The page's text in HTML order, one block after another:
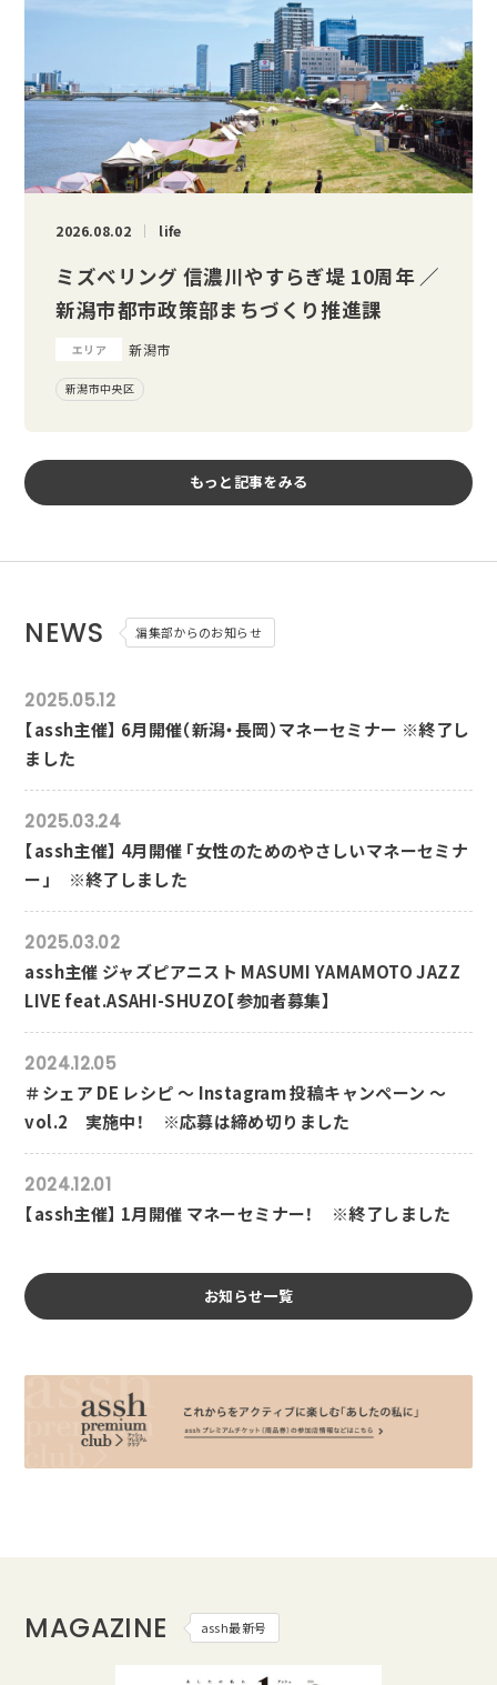
2026.08.02 life
ミズベリング 信濃川やすらぎ堤 10周年 ／
新潟市都市政策部まちづくり推進課
エリア 新潟市
新潟市中央区
もっと記事をみる
NEWS 編集部からのお知らせ
2025.05.12
【assh主催】 6月開催（新潟・長岡）マネーセミナー ※終了し
ました
2025.03.24
【assh主催】 4月開催 「女性のためのやさしいマネーセミナ
ー」 ※終了しました
2025.03.02
assh主催 ジャズピアニスト MASUMI YAMAMOTO JAZZ
LIVE feat.ASAHI-SHUZO【参加者募集】
2024.12.05
＃シェア DE レシピ ～ Instagram 投稿キャンペーン ～
vol.2 実施中！ ※応募は締め切りました
2024.12.01
【assh主催】 1月開催 マネーセミナー！ ※終了しました
お知らせ一覧
MAGAZINE assh最新号